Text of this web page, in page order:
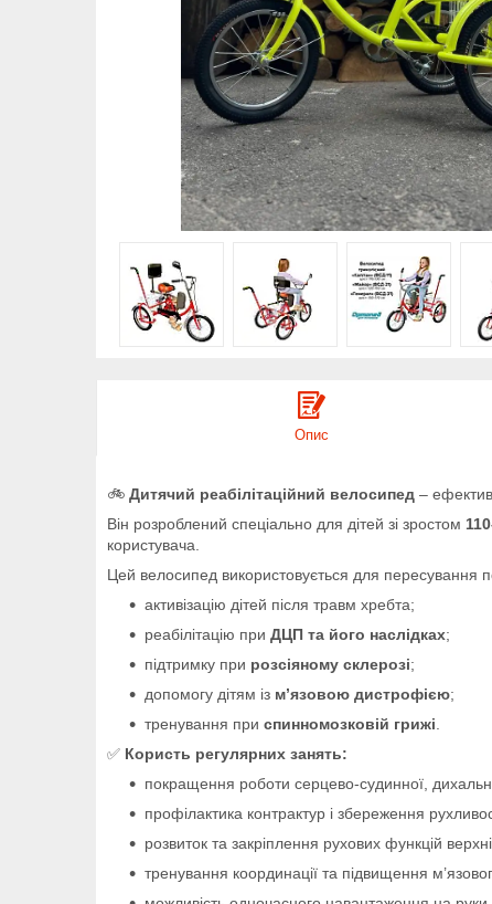
Опис
🚲 Дитячий реабілітаційний велосипед –
Він розроблений спеціально для дітей зі зростом
користувача.
Цей велосипед використовується для пересування
активізацію дітей після травм хребта;
реабілітацію при ДЦП та його наслідках;
підтримку при розсіяному склерозі;
допомогу дітям із м’язовою дистрофією;
тренування при спинномозковій грижі
✅ Користь регулярних занять:
покращення роботи серцево-судинної,
профілактика контрактур і збереження
розвиток та закріплення рухових функцій
тренування координації та підвищення